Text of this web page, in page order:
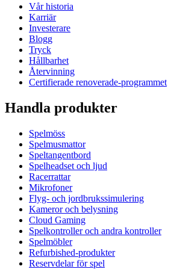
Vår historia
Karriär
Investerare
Blogg
Tryck
Hållbarhet
Återvinning
Certifierade renoverade-programmet
Handla produkter
Spelmöss
Spelmusmattor
Speltangentbord
Spelheadset och ljud
Racerrattar
Mikrofoner
Flyg- och jordbrukssimulering
Kameror och belysning
Cloud Gaming
Spelkontroller och andra kontroller
Spelmöbler
Refurbished-produkter
Reservdelar för spel